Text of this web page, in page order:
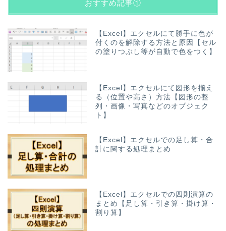
おすすめ記事①
【Excel】エクセルにて勝手に色が
付くのを解除する方法と原因【セル
の塗りつぶし等が自動で色をつく】
【Excel】エクセルにて図形を揃え
る（位置や高さ）方法【図形の整
列・画像・写真などのオブジェク
ト】
【Excel】エクセルでの足し算・合
計に関する処理まとめ
【Excel】エクセルでの四則演算の
まとめ【足し算・引き算・掛け算・
割り算】